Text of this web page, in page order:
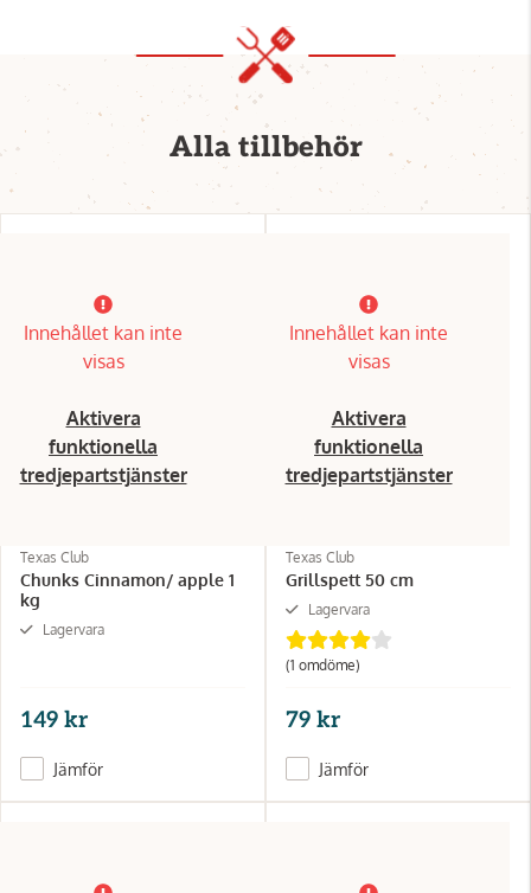
Alla tillbehör
Innehållet kan inte
visas
Aktivera
funktionella
tredjepartstjänster
Texas Club
Chunks Cinnamon/ apple 1
kg
Lagervara
149 kr
Jämför
Innehållet kan inte
visas
Aktivera
funktionella
tredjepartstjänster
Texas Club
Grillspett 50 cm
Lagervara
(1 omdöme)
79 kr
Jämför